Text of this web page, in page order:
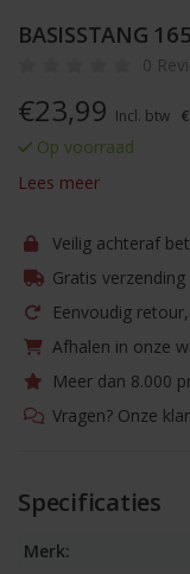
BASISSTANG
0
€23,99 Incl. btw
Op voorraad
Lees meer
Veilig achteraf
Gratis
Eenvoudig
Afhalen in onze
Meer dan 8.000
Vragen? Onze
Specificaties
Merk: